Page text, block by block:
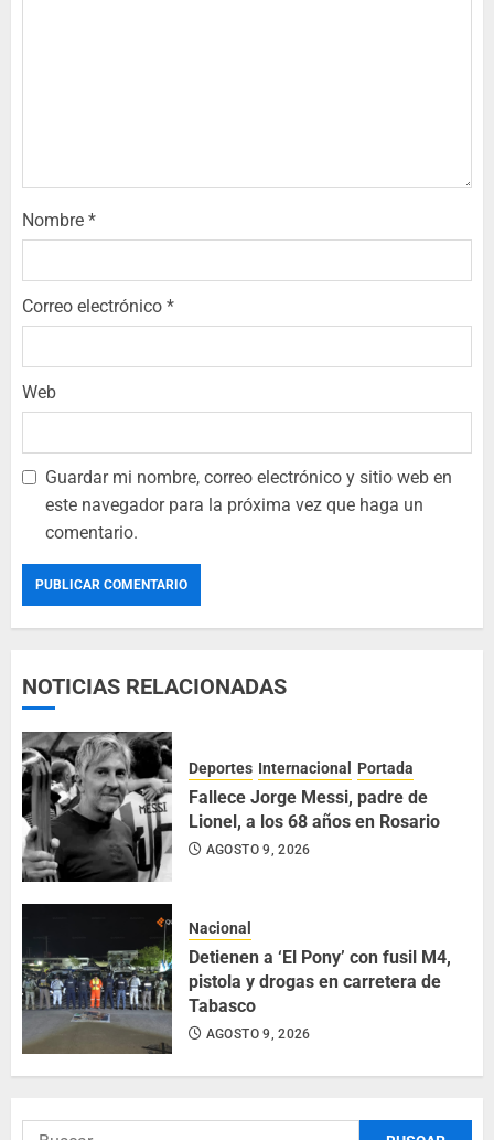
Nombre *
Correo electrónico *
Web
Guardar mi nombre, correo electrónico y sitio web en
este navegador para la próxima vez que haga un
comentario.
NOTICIAS RELACIONADAS
Deportes Internacional Portada
Fallece Jorge Messi, padre de
Lionel, a los 68 años en Rosario
AGOSTO 9, 2026
Nacional
Detienen a ‘El Pony’ con fusil M4,
pistola y drogas en carretera de
Tabasco
AGOSTO 9, 2026